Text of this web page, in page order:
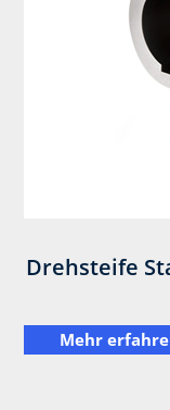
Drehsteife
Mehr